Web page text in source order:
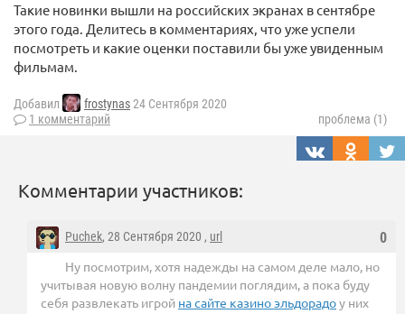
Такие новинки вышли на российских экранах в сентябре
этого года. Делитесь в комментариях, что уже успели
посмотреть и какие оценки поставили бы уже увиденным
фильмам.
Добавил frostynas24 Сентября 2020
1 комментарий
проблема (1)
Комментарии участников:
0
Puchek, 28 Сентября 2020 , url
Ну посмотрим, хотя надежды на самом деле мало, но
учитывая новую волну пандемии поглядим, а пока буду
себя развлекать игрой на сайте казино эльдорадоу них